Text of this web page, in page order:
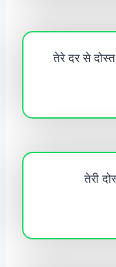
तेरे दर से दोस्त
तेरी